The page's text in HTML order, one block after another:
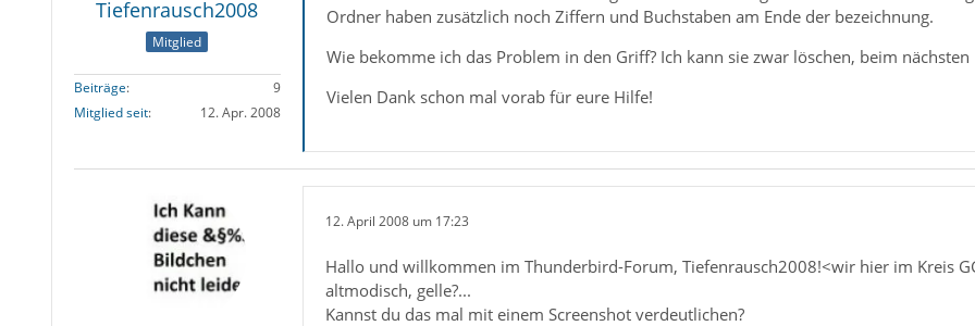
Tiefenrausch2008
Mitglied
Beiträge
9
Mitglied seit
12. Apr. 2008
Ordner haben zusätzlich noch Ziffern und Buchstaben am Ende der bezeichnung.
Wie bekomme ich das Problem in den Griff? Ich kann sie zwar löschen, beim
Vielen Dank schon mal vorab für eure Hilfe!
12. April 2008 um 17:23
Hallo und willkommen im Thunderbird-Forum, Tiefenrausch2008!<wir hier im Kreis
altmodisch, gelle?...
Kannst du das mal mit einem Screenshot verdeutlichen?